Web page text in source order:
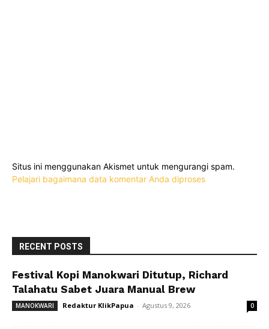
Situs ini menggunakan Akismet untuk mengurangi spam.
Pelajari bagaimana data komentar Anda diproses
RECENT POSTS
Festival Kopi Manokwari Ditutup, Richard
Talahatu Sabet Juara Manual Brew
MANOKWARI Redaktur KlikPapua - Agustus 9, 2026 0